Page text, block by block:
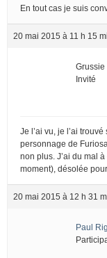
En tout cas je suis
20 mai 2015 à 11 h 15
Grussie
Invité
Je l’ai vu, je l’ai
personnage de
non plus. J’ai du mal
moment), désolée
20 mai 2015 à 12 h 31
Paul